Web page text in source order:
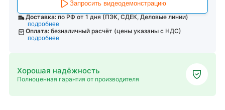
Запросить видеодемонстрацию
Доставка: по РФ от 1 дня (ПЭК, СДЕК, Деловые линии)
подробнее
Оплата: безналичный расчёт (цены указаны с НДС)
подробнее
Хорошая надёжность
Полноценная гарантия от производителя